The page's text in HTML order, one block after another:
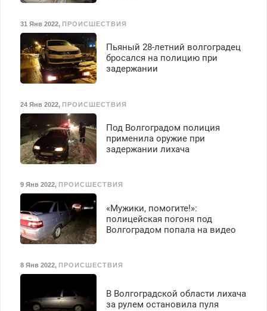
31 Янв 2022, ПРОИСШЕСТВИЯ
Пьяный 28-летний волгоградец
бросался на полицию при
задержании
24 Янв 2022, ПРОИСШЕСТВИЯ
Под Волгоградом полиция
применила оружие при
задержании лихача
9 Янв 2022, ПРОИСШЕСТВИЯ
«Мужики, помогите!»:
полицейская погоня под
Волгоградом попала на видео
8 Янв 2022, ПРОИСШЕСТВИЯ
В Волгоградской области лихача
за рулем остановила пуля